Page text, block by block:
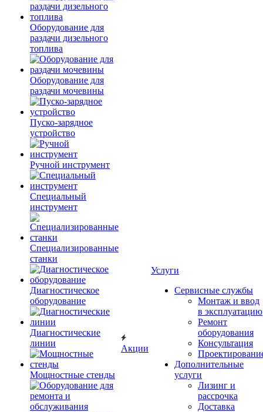
Оборудование для
раздачи дизельного
топлива
Оборудование для
раздачи мочевины
Пуско-зарядное
устройство
Ручной инструмент
Специальный
инструмент
Специализированные
станки
Диагностическое
оборудование
Диагностические
линии
Мощностные стенды
Акции
Услуги
Сервисные службы
Монтаж и ввод
в эксплуатацию
Ремонт
оборудования
Консультация
Дополнительные
услуги
Лизинг и
рассрочка
Доставка